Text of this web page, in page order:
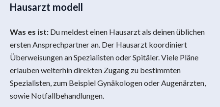
Hausarzt modell
Was es ist: Du meldest einen Hausarzt als deinen üblichen
ersten Ansprechpartner an. Der Hausarzt koordiniert
Überweisungen an Spezialisten oder Spitäler. Viele Pläne
erlauben weiterhin direkten Zugang zu bestimmten
Spezialisten, zum Beispiel Gynäkologen oder Augenärzten,
sowie Notfallbehandlungen.